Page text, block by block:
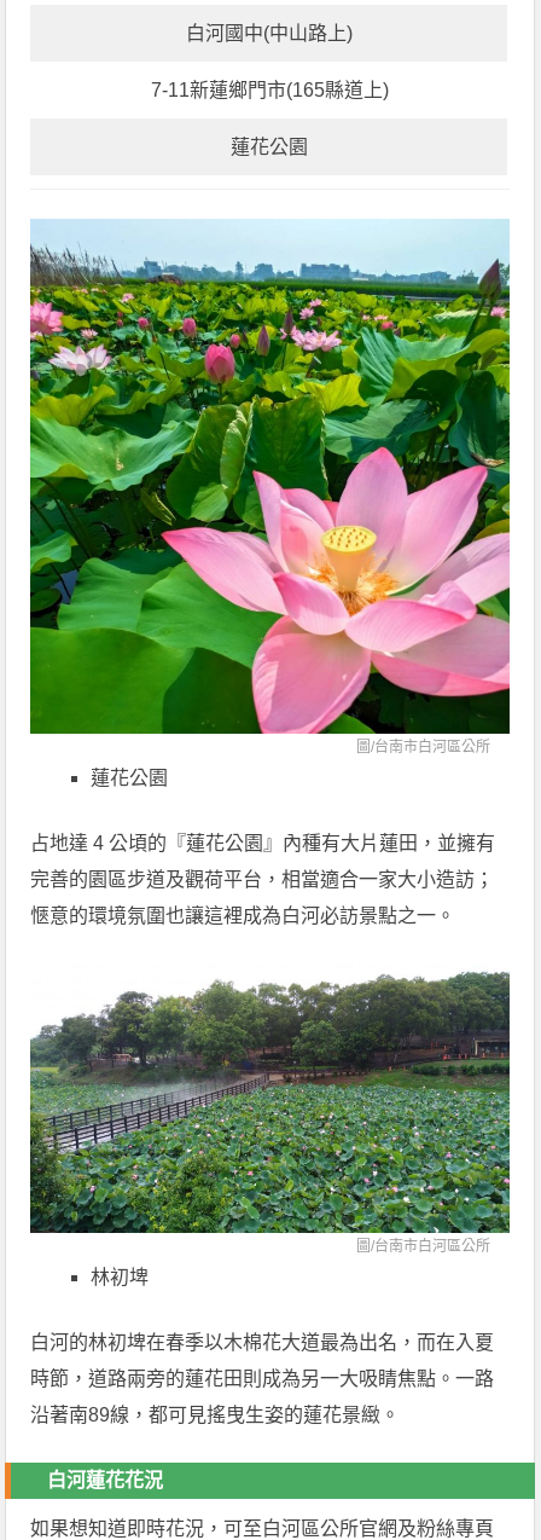
白河國中(中山路上)
7-11新蓮鄉門市(165縣道上)
蓮花公園
圖/台南市白河區公所
蓮花公園
占地達 4 公頃的『蓮花公園』內種有大片蓮田，並擁有
完善的園區步道及觀荷平台，相當適合一家大小造訪；
愜意的環境氛圍也讓這裡成為白河必訪景點之一。
圖/台南市白河區公所
林初埤
白河的林初埤在春季以木棉花大道最為出名，而在入夏
時節，道路兩旁的蓮花田則成為另一大吸睛焦點。一路
沿著南89線，都可見搖曳生姿的蓮花景緻。
白河蓮花花況
如果想知道即時花況，可至白河區公所官網及粉絲專頁